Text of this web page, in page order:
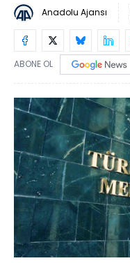
Anadolu Ajansı
ABONE OL